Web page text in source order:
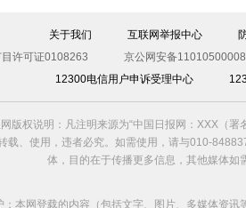
关于我们 互联网举报中心
许可证0108263
京公网安备
12300电信用户申诉受理中心
版权说明：凡注明来源为“中国日报网：XXX（
载、使用，违者必究。如需使用，请与010-
体，目的在于传播更多信息，其他媒体
：本网登载的内容（包括文字、图片、多媒体资